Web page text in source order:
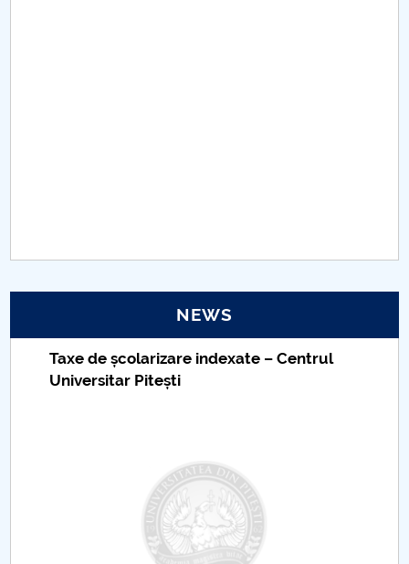
Personal data protection
UPIT for the community
Accesibilitate pentru studenții cu dizabilități
NEWS
Taxe de școlarizare indexate – Centrul
Universitar Pitești